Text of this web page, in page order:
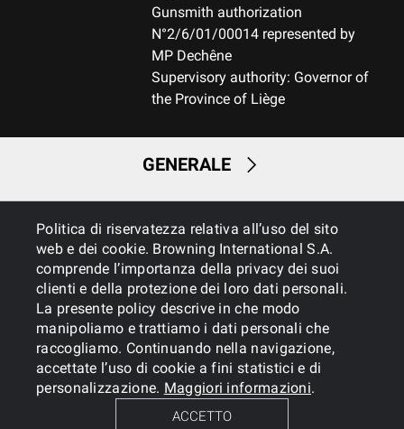
Politica di riservatezza relativa all’uso del sito
web e dei cookie. Browning International S.A.
comprende l’importanza della privacy dei suoi
clienti e della protezione dei loro dati personali.
La presente policy descrive in che modo
manipoliamo e trattiamo i dati personali che
raccogliamo. Continuando nella navigazione,
accettate l’uso di cookie a fini statistici e di
personalizzazione. Maggiori informazioni.
ACCETTO
Gunsmith authorization
N°2/6/01/00014 represented by
MP Dechêne
Supervisory authority: Governor of
the Province of Liège
GENERALE
SERVIZI
CookiesInformativa sulla privacy